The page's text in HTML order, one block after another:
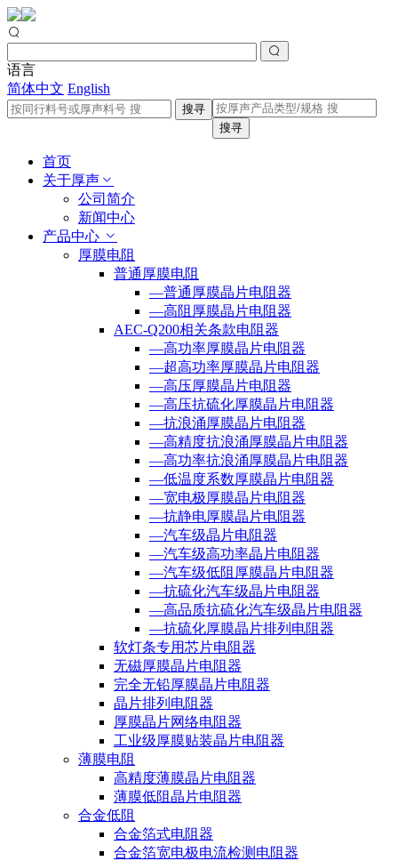
语言
简体中文 English
搜寻
搜寻
首页
关于厚声
公司简介
新闻中心
产品中心
厚膜电阻
普通厚膜电阻
—普通厚膜晶片电阻器
—高阻厚膜晶片电阻器
AEC-Q200相关条款电阻器
—高功率厚膜晶片电阻器
—超高功率厚膜晶片电阻器
—高压厚膜晶片电阻器
—高压抗硫化厚膜晶片电阻器
—抗浪涌厚膜晶片电阻器
—高精度抗浪涌厚膜晶片电阻器
—高功率抗浪涌厚膜晶片电阻器
—低温度系数厚膜晶片电阻器
—宽电极厚膜晶片电阻器
—抗静电厚膜晶片电阻器
—汽车级晶片电阻器
—汽车级高功率晶片电阻器
—汽车级低阻厚膜晶片电阻器
—抗硫化汽车级晶片电阻器
—高品质抗硫化汽车级晶片电阻器
—抗硫化厚膜晶片排列电阻器
软灯条专用芯片电阻器
无磁厚膜晶片电阻器
完全无铅厚膜晶片电阻器
晶片排列电阻器
厚膜晶片网络电阻器
工业级厚膜贴装晶片电阻器
薄膜电阻
高精度薄膜晶片电阻器
薄膜低阻晶片电阻器
合金低阻
合金箔式电阻器
合金箔宽电极电流检测电阻器